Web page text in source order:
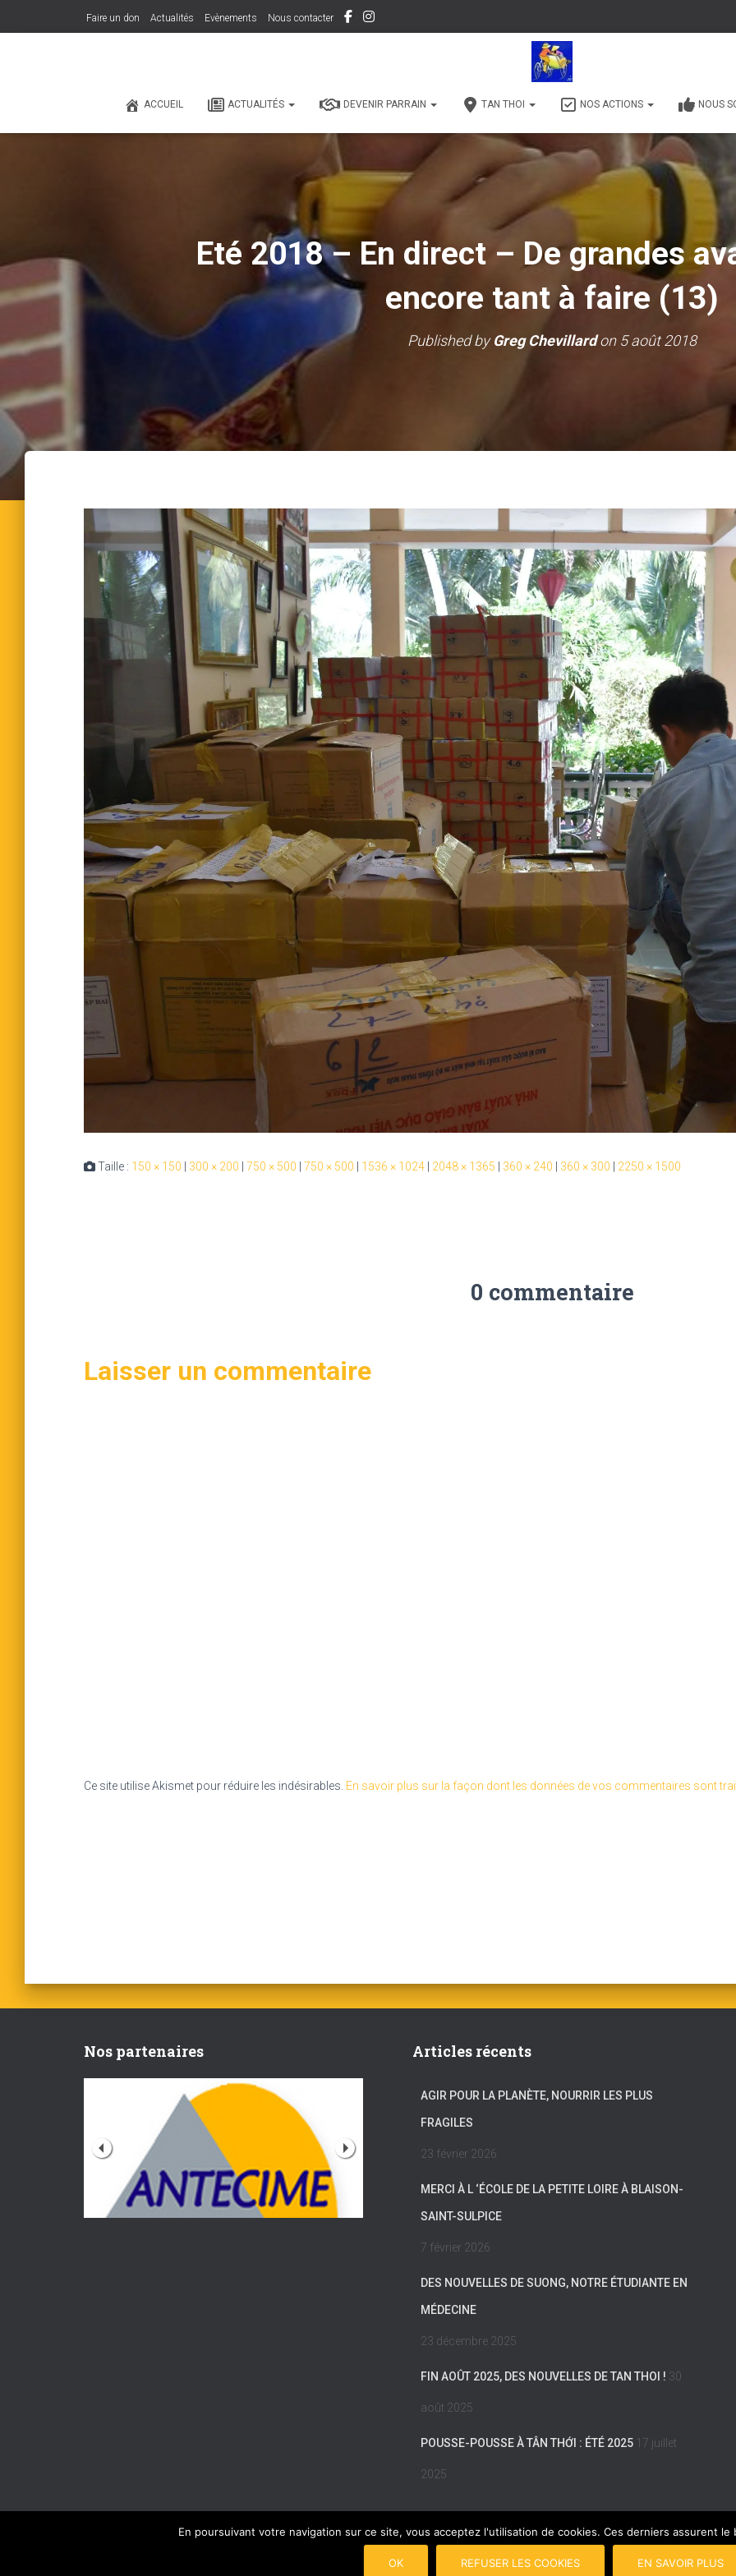
Faire un don Actualités Evènements Nous contacter
ACCUEIL ACTUALITÉS DEVENIR PARRAIN TAN THOI NOS ACTIONS NOUS
Eté 2018 – En direct – De grandes
encore tant à faire (13)
Published byGreg Chevillardon 5 août 2018
Taille : 150 × 150 300 × 200 750 × 500 750 × 500 1536 × 1024 2048 × 1365 360 × 240 360 × 300 2250 × 1500
0 commentaire
Laisser un commentaire
Ce site utilise Akismet pour réduire les indésirables. En savoir plus sur la façon dont les données de vos commentaires sont
Nos partenaires Articles récents
AGIR POUR LA PLANÈTE, NOURRIR LES PLUS
FRAGILES
23 février 2026
MERCI À L ‘ÉCOLE DE LA PETITE LOIRE À BLAISON-
SAINT-SULPICE
7 février 2026
DES NOUVELLES DE SUONG, NOTRE ÉTUDIANTE EN
MÉDECINE
23 décembre 2025
FIN AOÛT 2025, DES NOUVELLES DE TAN THOI ! 30
août 2025
POUSSE-POUSSE À TÂN THỚI : ÉTÉ 2025 17 juillet
2025
MENTIONS LÉGALES PLAN DU SITE COPYRIGHT © 2017 POUSSE-POUSSE
En poursuivant votre navigation sur ce site, vous acceptez l'utilisation de cookies. Ces derniers assurent
OK REFUSER LES COOKIES EN SAVOIR PLUS